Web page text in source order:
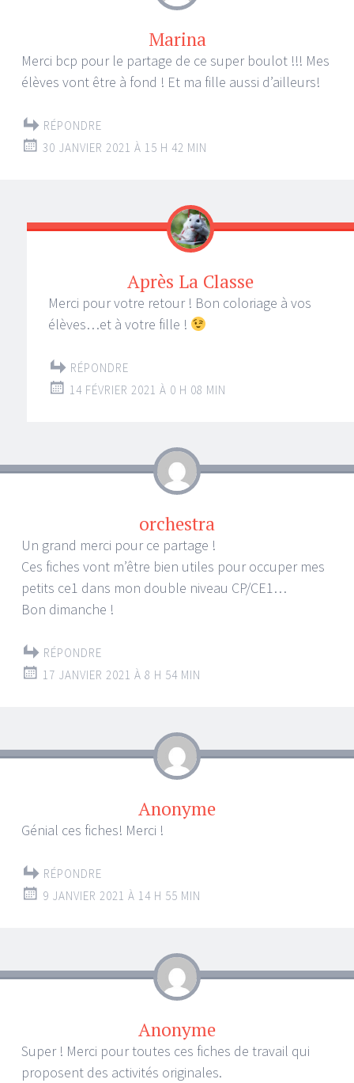
Marina
Merci bcp pour le partage de ce super boulot !!! Mes
élèves vont être à fond ! Et ma fille aussi d’ailleurs!
RÉPONDRE
30 JANVIER 2021 À 15 H 42 MIN
Après La Classe
Merci pour votre retour ! Bon coloriage à vos
élèves…et à votre fille !
RÉPONDRE
14 FÉVRIER 2021 À 0 H 08 MIN
orchestra
Un grand merci pour ce partage !
Ces fiches vont m’être bien utiles pour occuper mes
petits ce1 dans mon double niveau CP/CE1…
Bon dimanche !
RÉPONDRE
17 JANVIER 2021 À 8 H 54 MIN
Anonyme
Génial ces fiches! Merci !
RÉPONDRE
9 JANVIER 2021 À 14 H 55 MIN
Anonyme
Super ! Merci pour toutes ces fiches de travail qui
proposent des activités originales.